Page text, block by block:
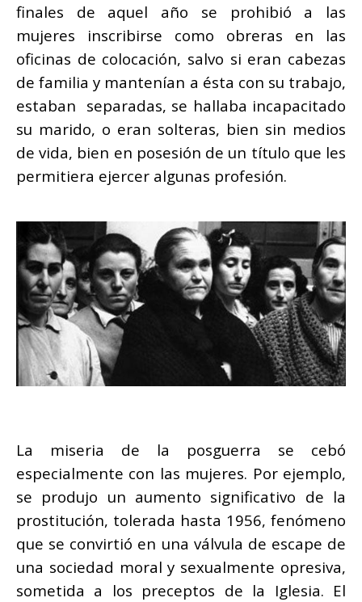
finales de aquel año se prohibió a las
mujeres inscribirse como obreras en las
oficinas de colocación, salvo si eran cabezas
de familia y mantenían a ésta con su trabajo,
estaban separadas, se hallaba incapacitado
su marido, o eran solteras, bien sin medios
de vida, bien en posesión de un título que les
permitiera ejercer algunas profesión.
La miseria de la posguerra se cebó
especialmente con las mujeres. Por ejemplo,
se produjo un aumento significativo de la
prostitución, tolerada hasta 1956, fenómeno
que se convirtió en una válvula de escape de
una sociedad moral y sexualmente opresiva,
sometida a los preceptos de la Iglesia. El